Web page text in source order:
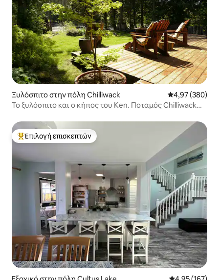
Ξυλόσπιτο στην πόλη Chilliwack Μέση
4,97 (380)
Το ξυλόσπιτο και ο κήπος του Ken. Ποταμός Chilliwack
Κορυφαία επιλογή επισκεπτών
Επιλογή επισκεπτών